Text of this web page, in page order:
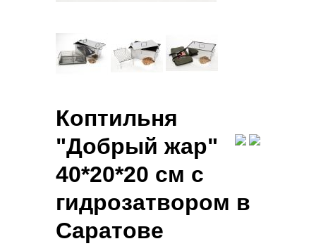
Коптильня
"Добрый жар"
40*20*20 см с
гидрозатвором в
Саратове